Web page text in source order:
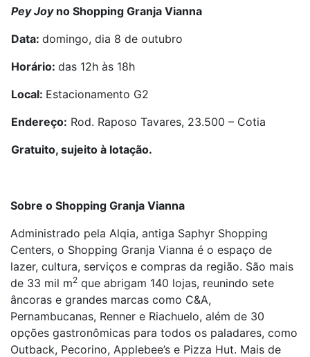
Pey Joy no Shopping Granja Vianna
Data: domingo, dia 8 de outubro
Horário: das 12h às 18h
Local: Estacionamento G2
Endereço: Rod. Raposo Tavares, 23.500 – Cotia
Gratuito, sujeito à lotação.
Sobre o Shopping Granja Vianna
Administrado pela Alqia, antiga Saphyr Shopping
Centers, o Shopping Granja Vianna é o espaço de
lazer, cultura, serviços e compras da região. São mais
de 33 mil m2 que abrigam 140 lojas, reunindo sete
âncoras e grandes marcas como C&A,
Pernambucanas, Renner e Riachuelo, além de 30
opções gastronômicas para todos os paladares, como
Outback, Pecorino, Applebee’s e Pizza Hut. Mais de